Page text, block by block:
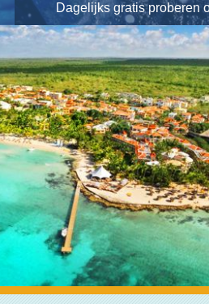
Dagelijks gratis proberen